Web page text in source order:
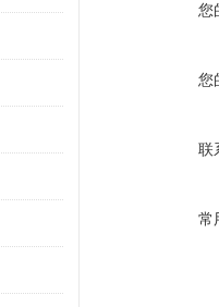
您
您
联
常